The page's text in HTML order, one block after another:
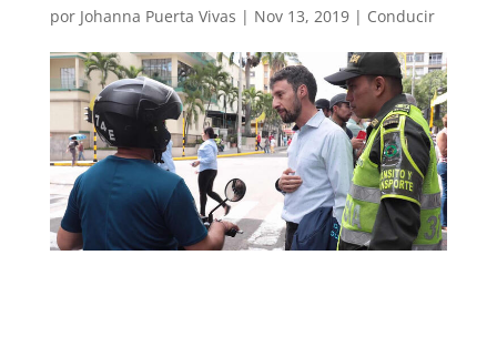
por Johanna Puerta Vivas | Nov 13, 2019| Conducir